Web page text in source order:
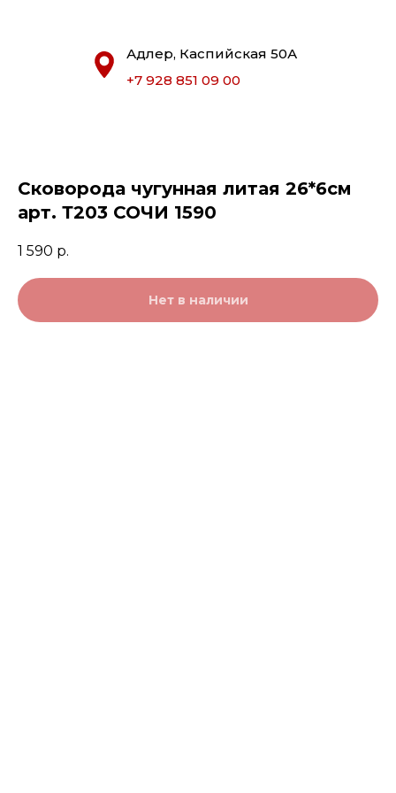
Адлер, Каспийская 50А
+7 928 851 09 00
Сковорода чугунная литая 26*6см
арт. Т203 СОЧИ 1590
1 590 р.
Нет в наличии